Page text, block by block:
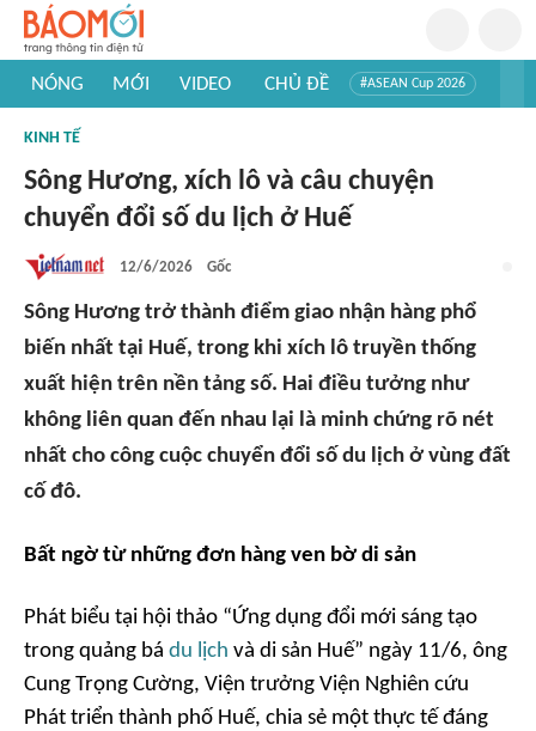
NÓNG MỚI VIDEO CHỦ ĐỀ #ASEAN Cup 2026
#Khám phá thế giới
KINH TẾ
Sông Hương, xích lô và câu chuyện
chuyển đổi số du lịch ở Huế
12/6/2026 Gốc
Sông Hương trở thành điểm giao nhận hàng phổ
biến nhất tại Huế, trong khi xích lô truyền thống
xuất hiện trên nền tảng số. Hai điều tưởng như
không liên quan đến nhau lại là minh chứng rõ nét
nhất cho công cuộc chuyển đổi số du lịch ở vùng đất
cố đô.
Bất ngờ từ những đơn hàng ven bờ di sản
Phát biểu tại hội thảo “Ứng dụng đổi mới sáng tạo
trong quảng bá du lịch và di sản Huế” ngày 11/6, ông
Cung Trọng Cường, Viện trưởng Viện Nghiên cứu
Phát triển thành phố Huế, chia sẻ một thực tế đáng